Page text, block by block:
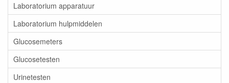
Laboratorium apparatuur
Laboratorium hulpmiddelen
Glucosemeters
Glucosetesten
Urinetesten